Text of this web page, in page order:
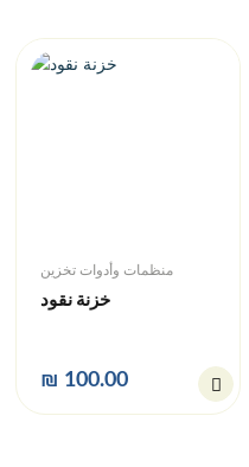
منظمات وأدوات تخزين
خزنة نقود
₪ 100.00